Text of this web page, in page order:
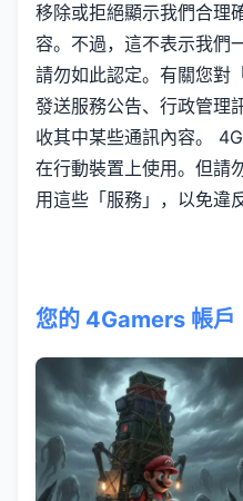
移除或拒絕顯示我們合理
容。不過，這不表示我們
請勿如此認定。有關您對
發送服務公告、行政管理
收其中某些通訊內容。
在行動裝置上使用。但請
用這些「服務」，以免違
您的 4Gamers 帳戶